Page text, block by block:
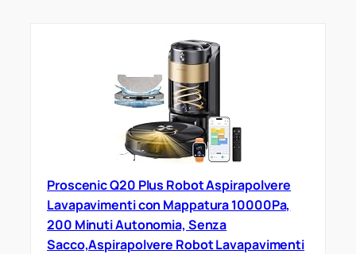
Proscenic Q20 Plus Robot Aspirapolvere
Lavapavimenti con Mappatura 10000Pa,
200 Minuti Autonomia, Senza
Sacco,Aspirapolvere Robot Lavapavimenti